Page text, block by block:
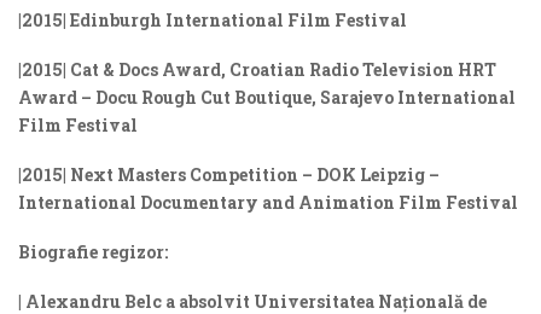
|2015| Edinburgh International Film Festival
|2015| Cat & Docs Award, Croatian Radio Television HRT
Award – Docu Rough Cut Boutique, Sarajevo International
Film Festival
|2015| Next Masters Competition – DOK Leipzig –
International Documentary and Animation Film Festival
Biografie regizor:
| Alexandru Belc a absolvit Universitatea Națională de